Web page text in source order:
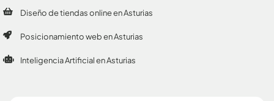
Diseño de tiendas online en Asturias
Posicionamiento web en Asturias
Inteligencia Artificial en Asturias